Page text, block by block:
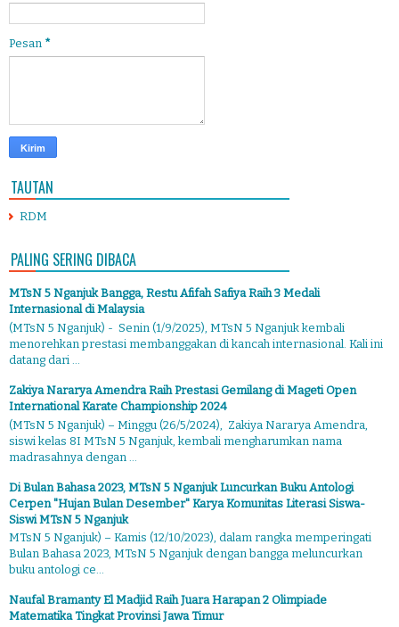
Pesan *
TAUTAN
RDM
PALING SERING DIBACA
MTsN 5 Nganjuk Bangga, Restu Afifah Safiya Raih 3 Medali
Internasional di Malaysia
(MTsN 5 Nganjuk) - Senin (1/9/2025), MTsN 5 Nganjuk kembali
menorehkan prestasi membanggakan di kancah internasional. Kali ini
datang dari ...
Zakiya Nararya Amendra Raih Prestasi Gemilang di Mageti Open
International Karate Championship 2024
(MTsN 5 Nganjuk) – Minggu (26/5/2024), Zakiya Nararya Amendra,
siswi kelas 8I MTsN 5 Nganjuk, kembali mengharumkan nama
madrasahnya dengan ...
Di Bulan Bahasa 2023, MTsN 5 Nganjuk Luncurkan Buku Antologi
Cerpen "Hujan Bulan Desember" Karya Komunitas Literasi Siswa-
Siswi MTsN 5 Nganjuk
MTsN 5 Nganjuk) – Kamis (12/10/2023), dalam rangka memperingati
Bulan Bahasa 2023, MTsN 5 Nganjuk dengan bangga meluncurkan
buku antologi ce...
Naufal Bramanty El Madjid Raih Juara Harapan 2 Olimpiade
Matematika Tingkat Provinsi Jawa Timur